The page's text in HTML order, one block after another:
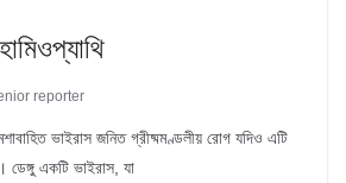
reporter
মশাবাহিত ভাইরাস জনিত গ্রীষ্মমণ্ডলীয় রোগ যদিও এটি
একটি ভাইরাস, যা